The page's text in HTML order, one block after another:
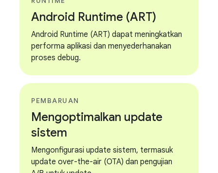
Android Runtime (ART)
Android Runtime (ART) dapat meningkatkan
performa aplikasi dan menyederhanakan
proses debug.
PEMBARUAN
Mengoptimalkan update
sistem
Mengonfigurasi update sistem, termasuk
update over-the-air (OTA) dan pengujian